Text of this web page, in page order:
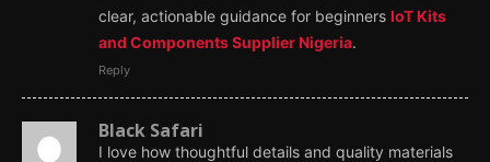
clear, actionable guidance for beginners IoT Kits
and Components Supplier Nigeria.
Reply
Black Safari
I love how thoughtful details and quality materials